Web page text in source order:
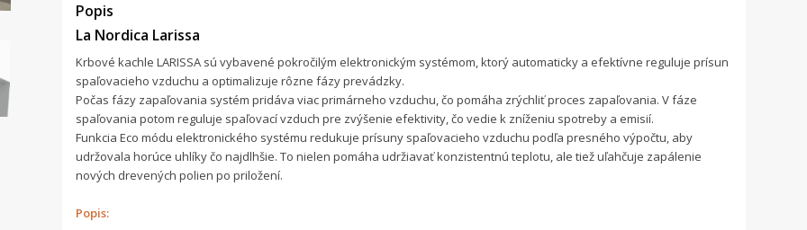
Popis
La Nordica Larissa
Krbové kachle LARISSA sú vybavené pokročilým elektronickým systémom, ktorý automaticky a efektívne reguluje prísun
spaľovacieho vzduchu a optimalizuje rôzne fázy prevádzky.
Počas fázy zapaľovania systém pridáva viac primárneho vzduchu, čo pomáha zrýchliť proces zapaľovania. V fáze
spaľovania potom reguluje spaľovací vzduch pre zvýšenie efektivity, čo vedie k zníženiu spotreby a emisií.
Funkcia Eco módu elektronického systému redukuje prísuny spaľovacieho vzduchu podľa presného výpočtu, aby
udržovala horúce uhlíky čo najdlhšie. To nielen pomáha udržiavať konzistentnú teplotu, ale tiež uľahčuje zapálenie
nových drevených polien po priložení.
Popis: